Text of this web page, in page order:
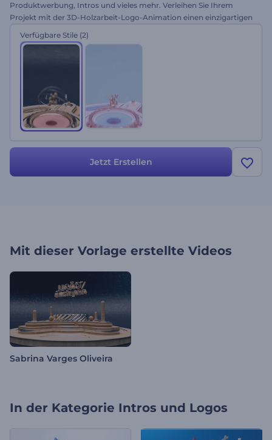
Produktwerbung, Intros und vieles mehr. Verleihen Sie Ihrem
Projekt mit der 3D-Holzarbeit-Logo-Animation einen einzigartigen
Verfügbare Stile (2)
Jetzt Erstellen
Mit dieser Vorlage erstellte Videos
Sabrina Varges Oliveira
In der Kategorie Intros und Logos